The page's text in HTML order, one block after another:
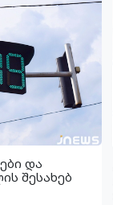
და
შესახებ